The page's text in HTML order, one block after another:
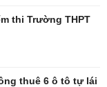
thi Trường THPT
thuê 6 ô tô tự lái